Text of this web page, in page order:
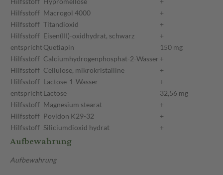
Hilfsstoff Macrogol 4000
+
Hilfsstoff Titandioxid
+
Hilfsstoff Eisen(III)-oxidhydrat, schwarz
+
entsprichtQuetiapin
150 mg
Hilfsstoff Calciumhydrogenphosphat-2-Wasser +
Hilfsstoff Cellulose, mikrokristalline
+
Hilfsstoff Lactose-1-Wasser
+
entsprichtLactose
32,56 mg
Hilfsstoff Magnesium stearat
+
Hilfsstoff Povidon K29-32
+
Hilfsstoff Siliciumdioxid hydrat +
Aufbewahrung
Aufbewahrung